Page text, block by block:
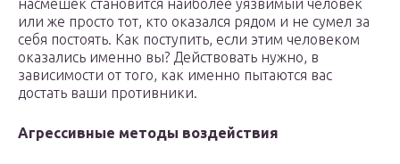
насмешек становится наиболее уязвимый человек
или же просто тот, кто оказался рядом и не сумел за
себя постоять. Как поступить, если этим человеком
оказались именно вы? Действовать нужно, в
зависимости от того, как именно пытаются вас
достать ваши противники.
Агрессивные методы воздействия